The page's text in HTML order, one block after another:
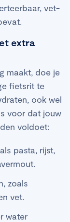
vet-
extra
maakt, doe je
fietsrit te
ook wel
voor dat jouw
voldoet:
pasta, rijst,
zoals
vet.
water